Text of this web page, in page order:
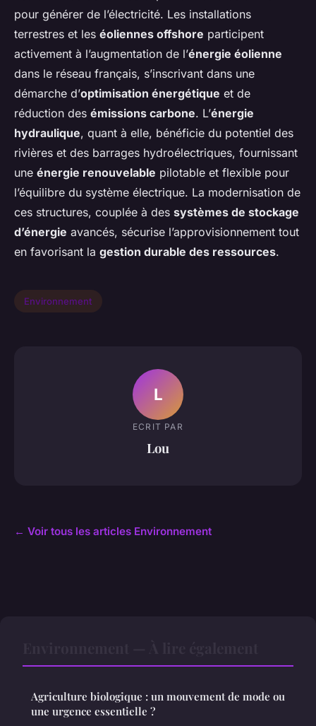
pour générer de l’électricité. Les installations
terrestres et les éoliennes offshore participent
activement à l’augmentation de l’énergie éolienne
dans le réseau français, s’inscrivant dans une
démarche d’optimisation énergétique et de
réduction des émissions carbone. L’énergie
hydraulique, quant à elle, bénéficie du potentiel des
rivières et des barrages hydroélectriques, fournissant
une énergie renouvelable pilotable et flexible pour
l’équilibre du système électrique. La modernisation de
ces structures, couplée à des systèmes de stockage
d’énergie avancés, sécurise l’approvisionnement tout
en favorisant la gestion durable des ressources.
Environnement
L
ECRIT PAR
Lou
← Voir tous les articles Environnement
Agriculture biologique : un mouvement de mode ou
une urgence essentielle ?